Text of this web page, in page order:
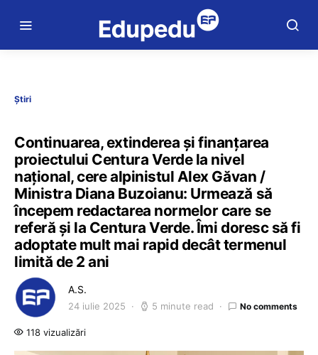
Știri
Continuarea, extinderea și finanțarea
proiectului Centura Verde la nivel
național, cere alpinistul Alex Găvan /
Ministra Diana Buzoianu: Urmează să
începem redactarea normelor care se
referă și la Centura Verde. Îmi doresc să fi
adoptate mult mai rapid decât termenul
limită de 2 ani
A.S.
24 iulie 2025 5 minute read No comments
118 vizualizări